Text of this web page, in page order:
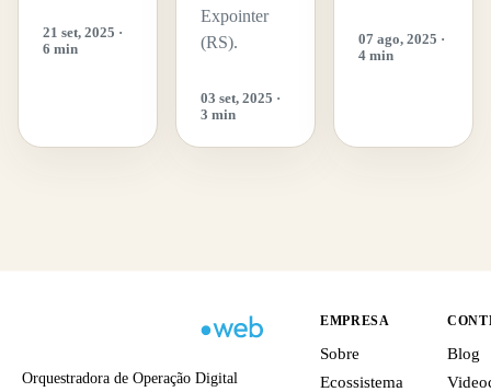
21 set, 2025 ·
6 min
Expointer
(RS).
03 set, 2025 ·
3 min
07 ago, 2025 ·
4 min
Orquestradora de Operação Digital
EMPRESA
Sobre
Ecossistema
Blog